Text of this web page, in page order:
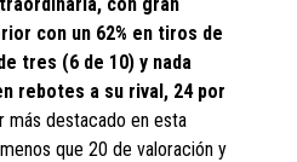
con un 62% en tiros de
tres (6 de 10) y nada
rebotes a su rival, 24 por
más destacado en esta
que 20 de valoración y